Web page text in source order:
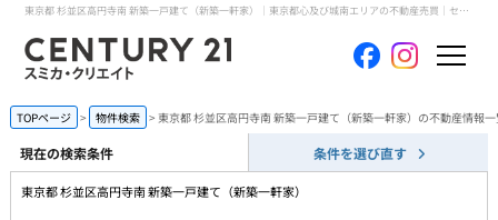
東京都 杉並区高円寺南 新築一戸建て（新築一軒家）｜東京都心及び城南エリアの不動産売買｜センチュリー21スミカ・クリエイト
ホーム
当社について
TOPページ 物件検索 東京都 杉並区高円寺南 新築一戸建て（新築一軒家）の不動産情報
現在の検索条件 条件を選び直す
東京都 杉並区高円寺南 新築一戸建て（新築一軒家）